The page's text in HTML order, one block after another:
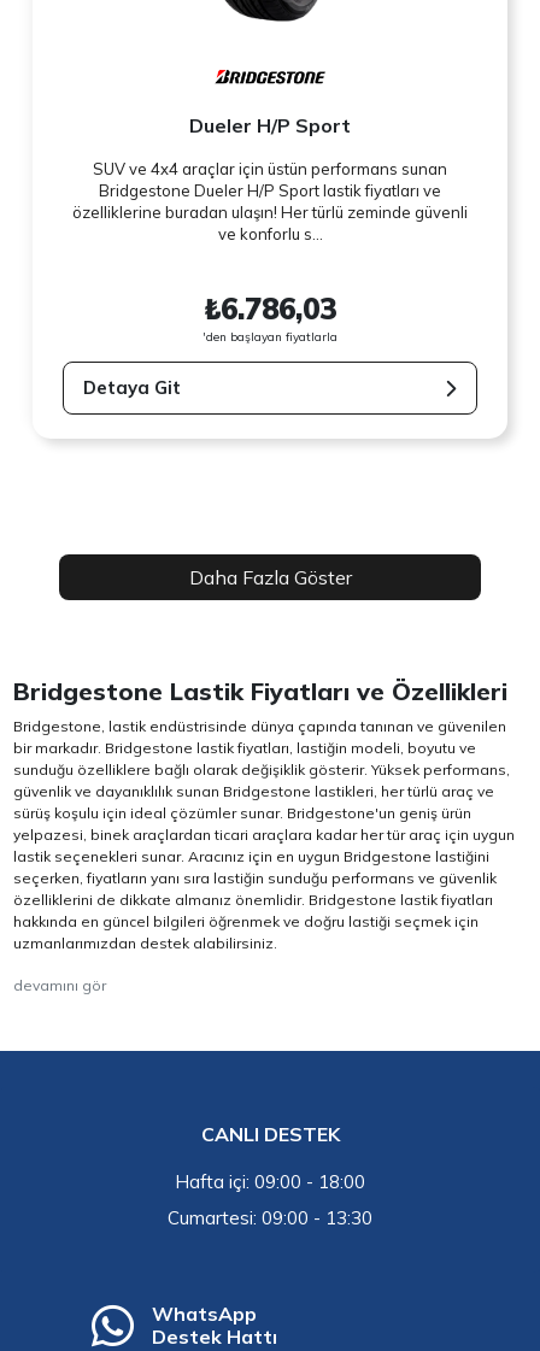
Dueler H/P Sport
SUV ve 4x4 araçlar için üstün performans sunan
Bridgestone Dueler H/P Sport lastik fiyatları ve
özelliklerine buradan ulaşın! Her türlü zeminde güvenli
ve konforlu s...
₺6.786,03
'den başlayan fiyatlarla
Detaya Git
Daha Fazla Göster
Bridgestone Lastik Fiyatları ve Özellikleri
Bridgestone, lastik endüstrisinde dünya çapında tanınan ve güvenilen
bir markadır. Bridgestone lastik fiyatları, lastiğin modeli, boyutu ve
sunduğu özelliklere bağlı olarak değişiklik gösterir. Yüksek performans,
güvenlik ve dayanıklılık sunan Bridgestone lastikleri, her türlü araç ve
sürüş koşulu için ideal çözümler sunar. Bridgestone'un geniş ürün
yelpazesi, binek araçlardan ticari araçlara kadar her tür araç için uygun
lastik seçenekleri sunar. Aracınız için en uygun Bridgestone lastiğini
seçerken, fiyatların yanı sıra lastiğin sunduğu performans ve güvenlik
özelliklerini de dikkate almanız önemlidir. Bridgestone lastik fiyatları
hakkında en güncel bilgileri öğrenmek ve doğru lastiği seçmek için
uzmanlarımızdan destek alabilirsiniz.
devamını gör
CANLI DESTEK
Hafta içi: 09:00 - 18:00
Cumartesi: 09:00 - 13:30
WhatsApp
Destek Hattı